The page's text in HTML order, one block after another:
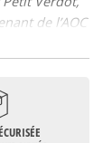
de l’AOC
l’initiative de